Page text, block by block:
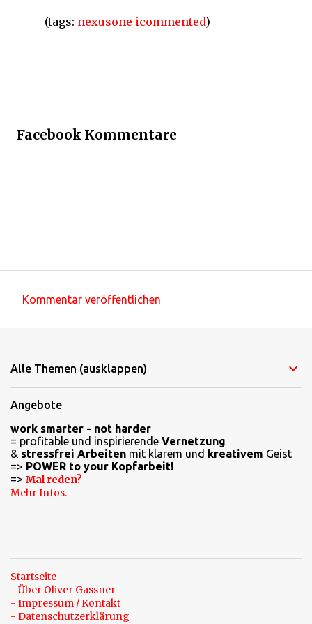
(tags: nexusone icommented)
Facebook Kommentare
m
n
t
a
r
e
Kommentar veröffentlichen
Alle Themen (ausklappen)
Angebote
work smarter - not harder
= profitable und inspirierende Vernetzung
& stressfrei Arbeiten mit klarem und kreativem Geist
=> POWER to your Kopfarbeit!
=> Mal reden?
Mehr Infos.
Startseite
- Über Oliver Gassner
- Impressum / Kontakt
- Datenschutzerklärung